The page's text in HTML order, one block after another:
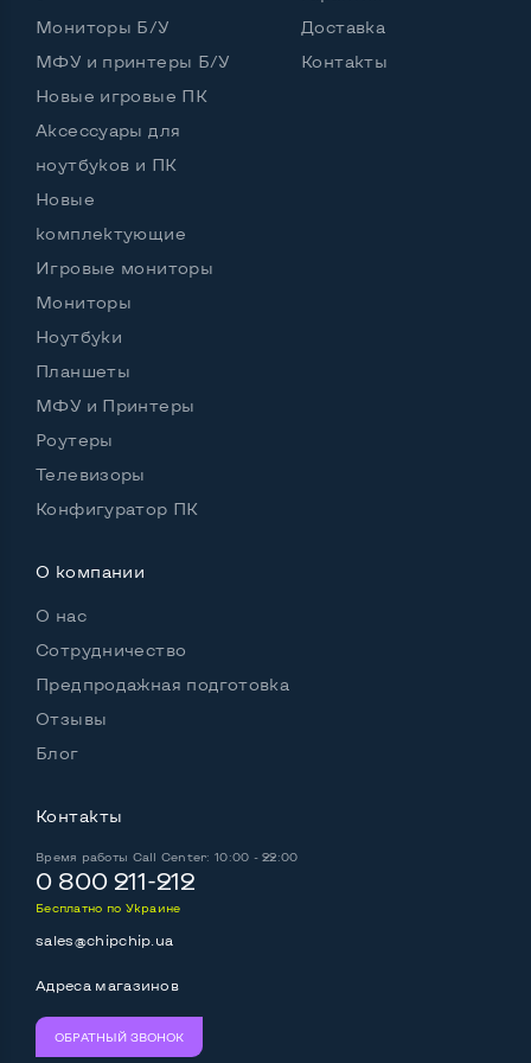
Нет
Остальные возможности:
Блок питания
Регулировка положения дисплея
Наклон, вперед назад
Особенности (изогнутый экран, цвет и пр.)
ЦветРамка на экране серебро, корпус черный
Мониторы Б/У
МФУ и принтеры Б/У
Новые игровые ПК
Аксессуары для
ноутбуков и ПК
Новые
комплектующие
Игровые мониторы
Мониторы
Ноутбуки
Планшеты
МФУ и Принтеры
Роутеры
Телевизоры
Конфигуратор ПК
Доставка
Контакты
О компании
О нас
Сотрудничество
Предпродажная подготовка
Отзывы
Блог
Контакты
Время работы Call Center: 10:00 - 22:00
0 800 211-212
Бесплатно по Украине
sales@chipchip.ua
Адреса магазинов
ОБРАТНЫЙ ЗВОНОК